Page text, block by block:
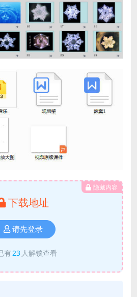
隐藏内容
下载地址
请先登录
有23 人解锁查看